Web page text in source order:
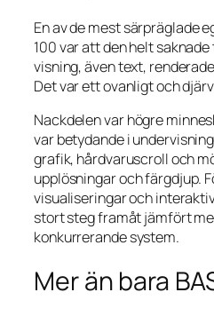
En av de mest särpräglade
100 var att den helt
visning, även text,
Det var ett ovanligt och
Nackdelen var högre
var betydande i
grafik, hårdvaruscroll och
upplösningar och färgdjup.
visualiseringar och
stort steg framåt jämfört
konkurrerande system.
Mer än bara